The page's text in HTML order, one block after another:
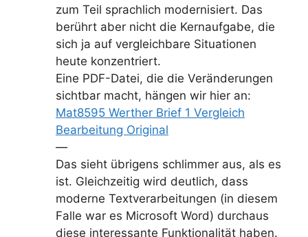
zum Teil sprachlich modernisiert. Das
berührt aber nicht die Kernaufgabe, die
sich ja auf vergleichbare Situationen
heute konzentriert.
Eine PDF-Datei, die die Veränderungen
sichtbar macht, hängen wir hier an:
Mat8595 Werther Brief 1 Vergleich
Bearbeitung Original
—
Das sieht übrigens schlimmer aus, als es
ist. Gleichzeitig wird deutlich, dass
moderne Textverarbeitungen (in diesem
Falle war es Microsoft Word) durchaus
diese interessante Funktionalität haben.